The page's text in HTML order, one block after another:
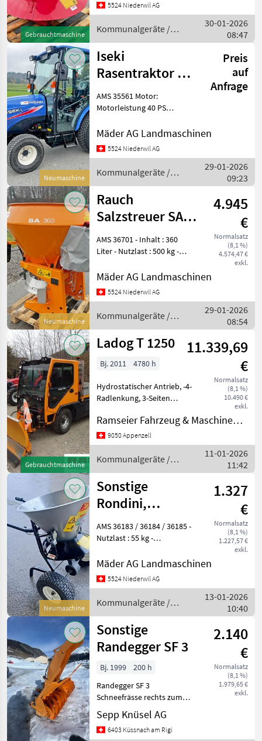
Gebrauchtmaschine
Getriebe : im Oelbad -
5524 Niederwil AG
Kommunalgeräte /
Sonstige
30-01-2026
08:47
Neumaschine
Iseki
Rasentraktor TH
5420 Hydro
Preis
auf
Anfrage
AMS 35561 Motor:
Motorleistung 40 PS
Dieselmotor Abgasnorm
Hubraum 1'826 cm³
Mäder AG Landmaschinen
5524 Niederwil AG
Kommunalgeräte /
Iseki
29-01-2026
09:23
Neumaschine
Rauch
Salzstreuer SA
360
4.945
€
Normalsatz
(8,1 %)
4.574,47 €
exkl.
AMS 36701 - Inhalt : 360
Liter - Nutzlast : 500 kg -
Gesamtbreite : 100 cm -
- Streubreite : verstellbar 0.
Mäder AG Landmaschinen
5524 Niederwil AG
Kommunalgeräte /
Rauch
29-01-2026
08:54
Gebrauchtmaschine
Ladog T 1250
11.339,69
€
Normalsatz
(8,1 %)
10.490 €
exkl.
Bj. 2011 4780 h
Hydrostatischer Antrieb, -4-
Radlenkung, 3-Seiten
Winterdienstausrüstung,
Schneepflug Zaugg. Weitere
Occasionen auf Anfrage.
Kommunalgeräte
Ramseier Fahrzeug & Maschinen AG
9050 Appenzell
Kommunalgeräte /
Ladog
11-01-2026
11:42
Neumaschine
Sonstige
Rondini,
Salzstreuer SPT
50
1.327
€
Normalsatz
(8,1 %)
1.227,57 €
exkl.
AMS 36183 / 36184 / 36185 -
Nutzlast : 55 kg -
: 42 Liter l - Behälter : Inox -
30 kg Grun
Mäder AG Landmaschinen
5524 Niederwil AG
Kommunalgeräte /
Sonstige
13-01-2026
10:40
Sonstige
Randegger SF 3
2.140
€
Normalsatz
(8,1 %)
1.979,65 €
exkl.
Bj. 1999
200 h
Randegger SF 3
Schneefrässe rechts zum
Antonio Carraro oder
Wendetraktor Einsatzbereit
Kommunalgeräte
Sepp Knüsel AG
6403 Küssnach am Rigi